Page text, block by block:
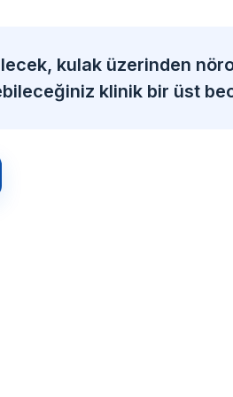
kulak üzerinden
klinik bir üst